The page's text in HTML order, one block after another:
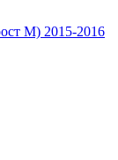
M) 2015-2016